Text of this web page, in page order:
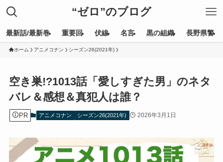
“ゼロ”のブログ
最新話/最新巻 重要回 伏線 名言 黒の組織 長野県警
ホーム アニメコナン シーズン26(2021年)
空き巣!?1013話「愛しすぎた男」のネタ
バレ＆感想＆真犯人は誰？
PR アニメコナン シーズン26(2021年) 2026年3月1日